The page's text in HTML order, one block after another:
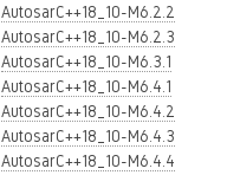
AutosarC++18_10-M6.2.2
AutosarC++18_10-M6.2.3
AutosarC++18_10-M6.3.1
AutosarC++18_10-M6.4.1
AutosarC++18_10-M6.4.2
AutosarC++18_10-M6.4.3
AutosarC++18_10-M6.4.4